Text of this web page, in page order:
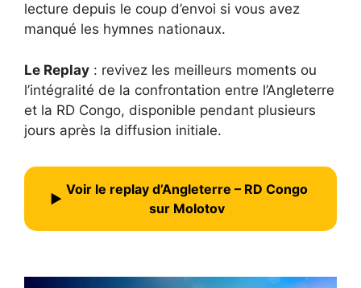
lecture depuis le coup d’envoi si vous avez
manqué les hymnes nationaux.
Le Replay : revivez les meilleurs moments ou
l’intégralité de la confrontation entre l’Angleterre
et la RD Congo, disponible pendant plusieurs
jours après la diffusion initiale.
▶
Voir le replay d’Angleterre – RD Congo
sur Molotov